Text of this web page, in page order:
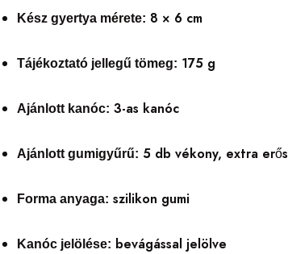
Kész gyertya mérete: 8 × 6 cm
Tájékoztató jellegű tömeg: 175 g
Ajánlott kanóc: 3-as kanóc
Ajánlott gumigyűrű: 5 db vékony, extra erős
Forma anyaga: szilikon gumi
Kanóc jelölése: bevágással jelölve